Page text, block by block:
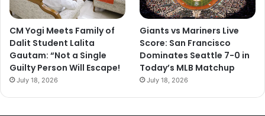
CM Yogi Meets Family of
Dalit Student Lalita
Gautam: “Not a Single
Guilty Person Will Escape!
July 18, 2026
Giants vs Mariners Live
Score: San Francisco
Dominates Seattle 7-0 in
Today’s MLB Matchup
July 18, 2026